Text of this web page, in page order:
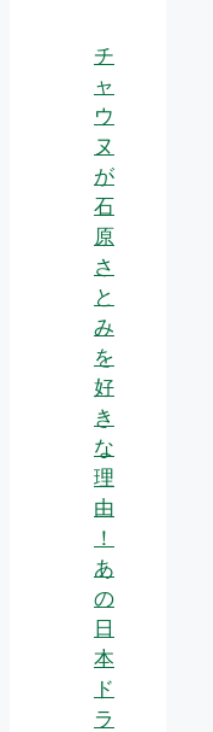
チ
ャ
ウ
ヌ
が
石
原
さ
と
み
を
好
き
な
理
由
！
あ
の
日
本
ド
ラ